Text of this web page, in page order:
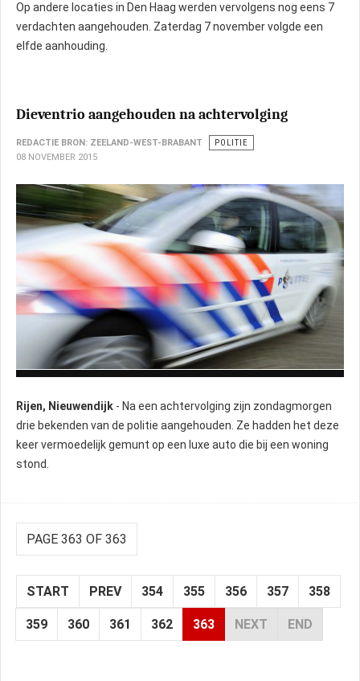
Op andere locaties in Den Haag werden vervolgens nog eens 7
verdachten aangehouden. Zaterdag 7 november volgde een
elfde aanhouding.
Dieventrio aangehouden na achtervolging
REDACTIE BRON: ZEELAND-WEST-BRABANT
POLITIE
08 NOVEMBER 2015
Rijen, Nieuwendijk - Na een achtervolging zijn zondagmorgen
drie bekenden van de politie aangehouden. Ze hadden het deze
keer vermoedelijk gemunt op een luxe auto die bij een woning
stond.
PAGE 363 OF 363
START PREV 354 355 356 357 358
359 360 361 362 363 NEXT END